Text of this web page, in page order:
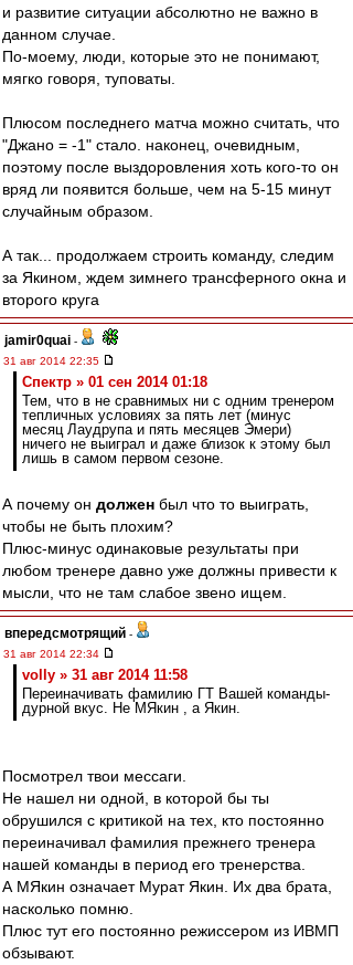
и развитие ситуации абсолютно не важно в
данном случае.
По-моему, люди, которые это не понимают,
мягко говоря, туповаты.
Плюсом последнего матча можно считать, что
"Джано = -1" стало. наконец, очевидным,
поэтому после выздоровления хоть кого-то он
вряд ли появится больше, чем на 5-15 минут
случайным образом.
А так... продолжаем строить команду, следим
за Якином, ждем зимнего трансферного окна и
второго круга
jamir0quai -
31 авг 2014 22:35
Спектр » 01 сен 2014 01:18
Тем, что в не сравнимых ни с одним тренером
тепличных условиях за пять лет (минус
месяц Лаудрупа и пять месяцев Эмери)
ничего не выиграл и даже близок к этому был
лишь в самом первом сезоне.
А почему он должен был что то выиграть,
чтобы не быть плохим?
Плюс-минус одинаковые результаты при
любом тренере давно уже должны привести к
мысли, что не там слабое звено ищем.
впередсмотрящий -
31 авг 2014 22:34
volly » 31 авг 2014 11:58
Переиначивать фамилию ГТ Вашей команды-
дурной вкус. Не МЯкин , а Якин.
Посмотрел твои мессаги.
Не нашел ни одной, в которой бы ты
обрушился с критикой на тех, кто постоянно
переиначивал фамилия прежнего тренера
нашей команды в период его тренерства.
А МЯкин означает Мурат Якин. Их два брата,
насколько помню.
Плюс тут его постоянно режиссером из ИВМП
обзывают.